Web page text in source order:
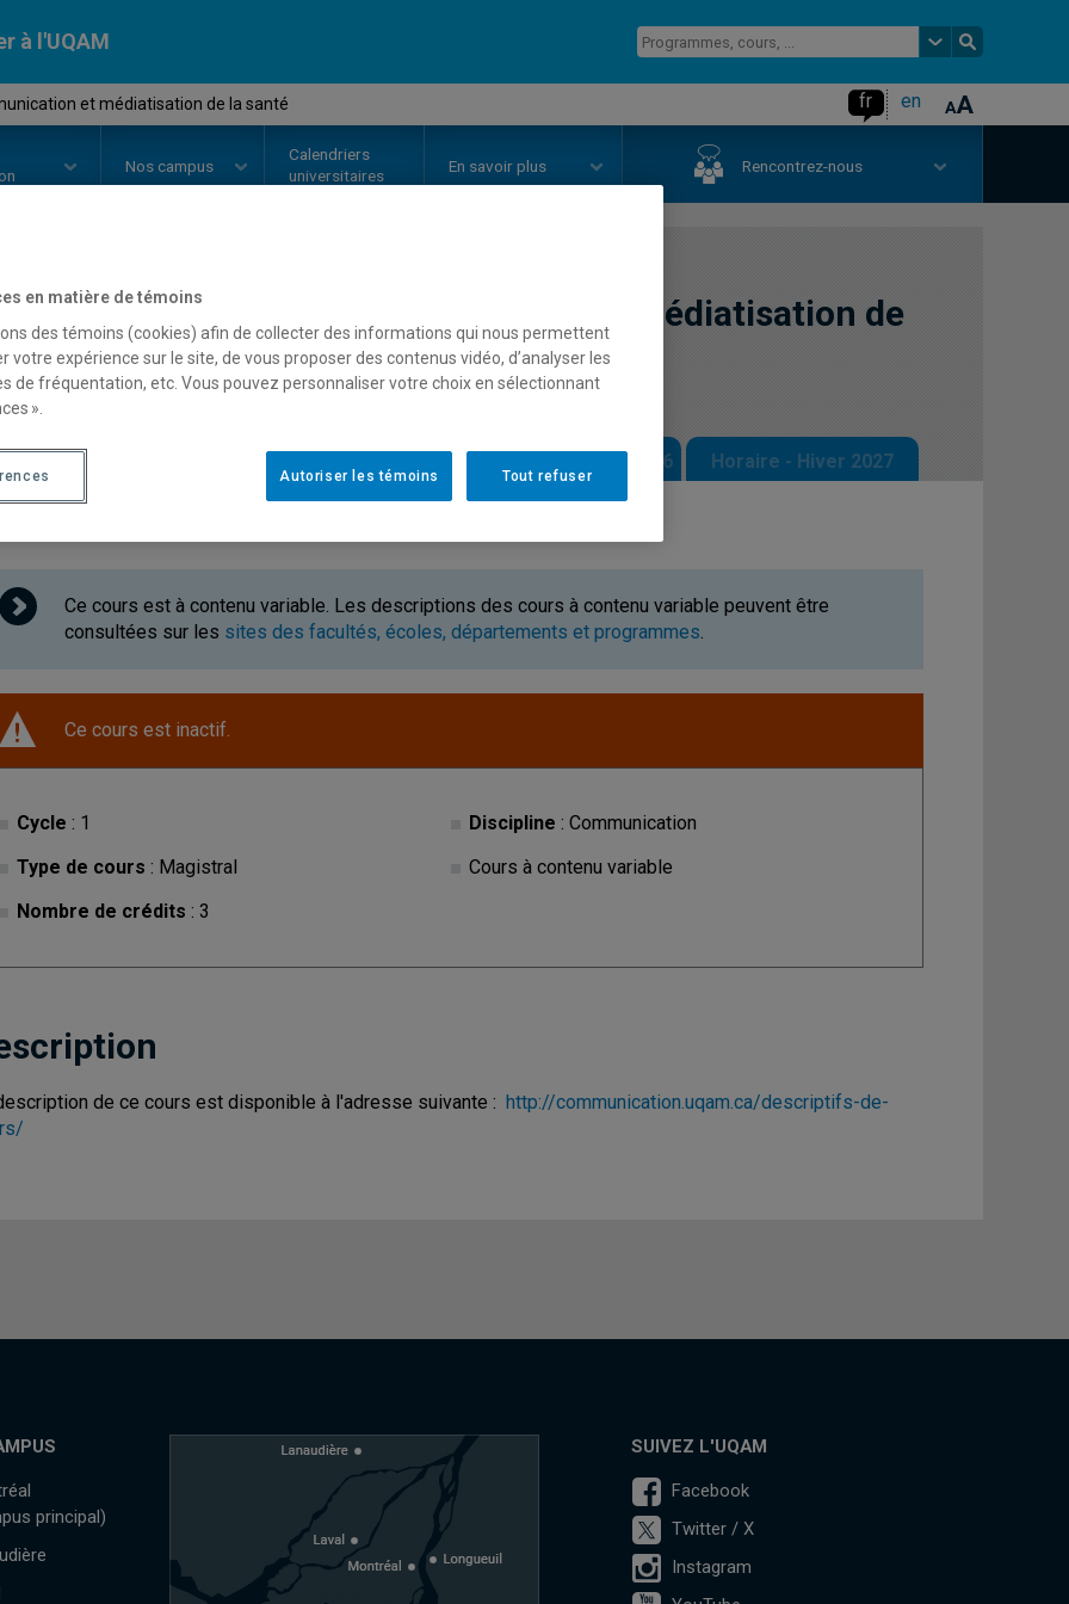
à l'UQAM
et médiatisation de la santé fr en
Nos campus
Calendriers
universitaires
En savoir plus Rencontrez-nous
// COM522Q
Communication et médiatisation de
la santé
Description Horaire - Été 2026 Horaire - Automne 2026 Horaire - Hiver 2027
Ce cours est à contenu variable. Les descriptions des cours à contenu variable peuvent être
consultées sur les sites des facultés, écoles, départements et programmes.
Ce cours est inactif.
Cycle : 1
Type de cours : Magistral
Nombre de crédits : 3
Discipline : Communication
Cours à contenu variable
de ce cours est disponible à l'adresse suivante : http://communication.uqam.ca/descriptifs-de-
principal)
SUIVEZ L'UQAM
Facebook
Twitter / X
Instagram
en matière de témoins
des témoins (cookies) afin de collecter des informations qui nous permettent
votre expérience sur le site, de vous proposer des contenus vidéo, d’analyser les
de fréquentation, etc. Vous pouvez personnaliser votre choix en sélectionnant
».
Tout refuser
Autoriser les témoins